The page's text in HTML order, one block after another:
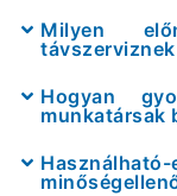
Milyen
Hogyan
munkatársak